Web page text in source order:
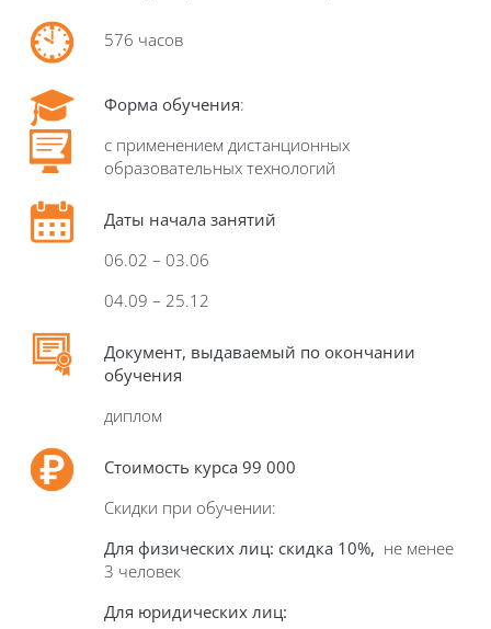
576 часов
Форма обучения:
с применением дистанционных
образовательных технологий
Даты начала занятий
06.02 – 03.06
04.09 – 25.12
Документ, выдаваемый по окончании
обучения
диплом
Стоимость курса 99 000
Скидки при обучении:
Для физических лиц: скидка 10%, не менее
3 человек
Для юридических лиц: